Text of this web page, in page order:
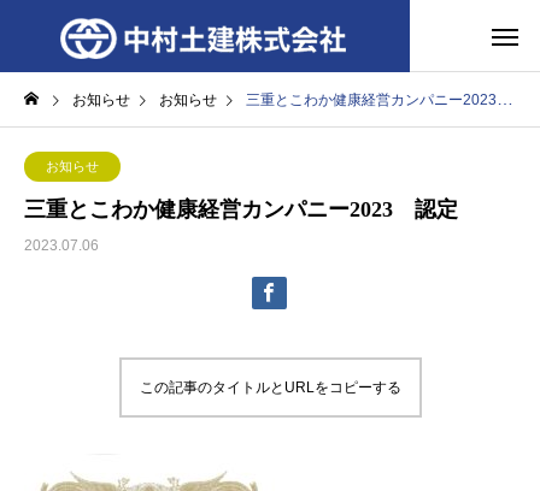
お知らせ お知らせ 三重とこわか健康経営カンパニー2023 認定
お知らせ
三重とこわか健康経営カンパニー2023 認定
2023.07.06
この記事のタイトルとURLをコピーする